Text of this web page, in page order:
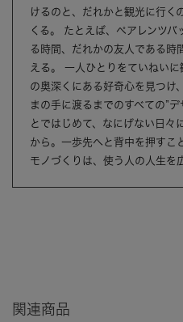
けるのと、だれかと観光に行く
くる。 たとえば、ペアレンツ
る時間、だれかの友人である時
える。 一人ひとりをていねい
の奥深くにある好奇心を見つけ
まの手に渡るまでのすべての”
とではじめて、なにげない日々
から。一歩先へと背中を押すこ
モノづくりは、使う人の人生を
関連商品